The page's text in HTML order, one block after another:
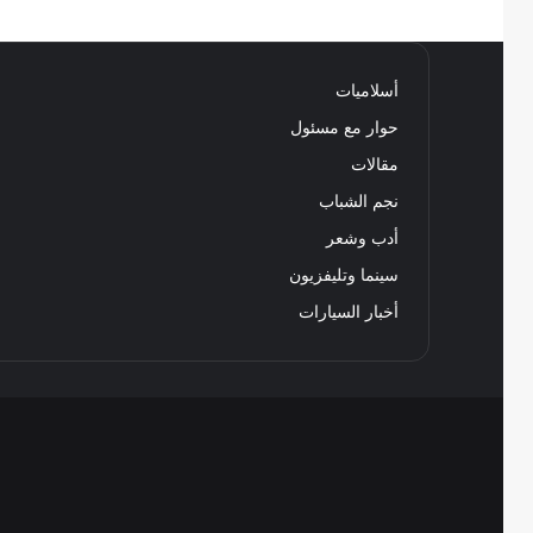
أسلاميات
حوار مع مسئول
مقالات
نجم الشباب
أدب وشعر
سينما وتليفزيون
أخبار السيارات